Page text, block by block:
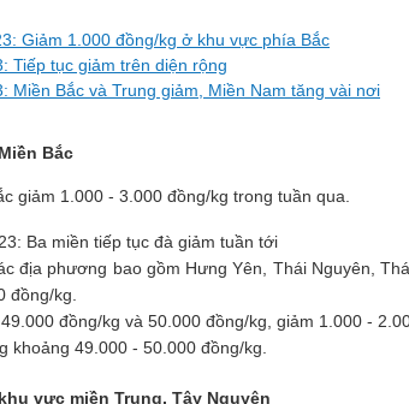
Giảm 1.000 đồng/kg ở khu vực phía Bắc
Tiếp tục giảm trên diện rộng
Miền Bắc và Trung giảm, Miền Nam tăng vài nơi
Bắc
giảm 1.000 - 3.000 đồng/kg trong tuần qua.
địa phương bao gồm Hưng Yên, Thái Nguyên,
đồng/kg.
đồng/kg và 50.000 đồng/kg, giảm 1.000 -
khoảng 49.000 - 50.000 đồng/kg.
vực miền Trung, Tây Nguyên